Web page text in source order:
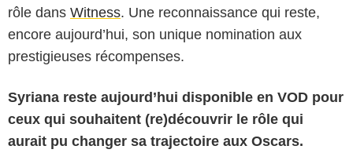
rôle dans Witness. Une reconnaissance qui reste,
encore aujourd’hui, son unique nomination aux
prestigieuses récompenses.
Syriana reste aujourd’hui disponible en VOD pour
ceux qui souhaitent (re)découvrir le rôle qui
aurait pu changer sa trajectoire aux Oscars.